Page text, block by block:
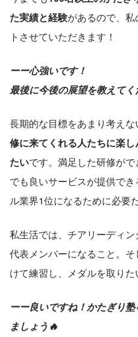
た実績と経験があるので、
トさせていただきます！
ーー心強いです！
最後に今後の展望を教えてく
長期的な目標をあまり考えな
修に来てくれる人たちに楽
たいです。満足した研修が
でも良いサービスが提供で
ル業界1位になるために必要
私生活では、チアリーディ
代表メンバーになること。
けて練習し、メダルを取りた
ーー良いですね！かたぎり
ましょう🔥